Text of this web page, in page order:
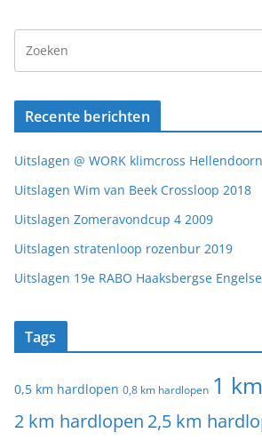
Recente berichten
Uitslagen @ WORK klimcross
Uitslagen Wim van Beek Crossloop 2018
Uitslagen Zomeravondcup 4 2009
Uitslagen stratenloop rozenbur 2019
Uitslagen 19e RABO Haaksbergse
Tags
0,5 km hardlopen 0,8 km hardlopen 1
2 km hardlopen 2,5 km